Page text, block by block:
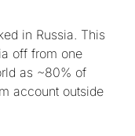
in Russia. This
off from one
as ~80% of
account outside